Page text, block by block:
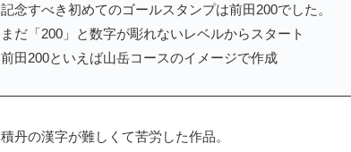
記念すべき初めてのゴールスタンプは前田200でした。
まだ「200」と数字が彫れないレベルからスタート
前田200といえば山岳コースのイメージで作成
積丹の漢字が難しくて苦労した作品。